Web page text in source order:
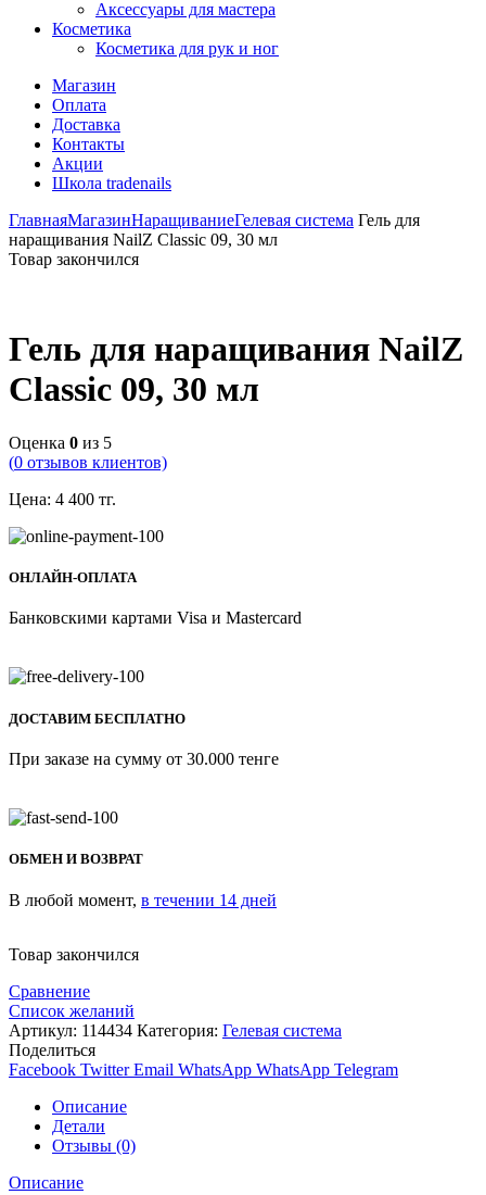
Аксессуары для мастера
Косметика
Косметика для рук и ног
Магазин
Оплата
Доставка
Контакты
Акции
Школа tradenails
ГлавнаяМагазинНаращиваниеГелевая система Гель для
наращивания NailZ Classic 09, 30 мл
Товар закончился
Гель для наращивания NailZ
Classic 09, 30 мл
Оценка 0 из 5
(0 отзывов клиентов)
Цена: 4 400 тг.
ОНЛАЙН-ОПЛАТА
Банковскими картами Visa и Mastercard
ДОСТАВИМ БЕСПЛАТНО
При заказе на сумму от 30.000 тенге
ОБМЕН И ВОЗВРАТ
В любой момент, в течении 14 дней
Товар закончился
Сравнение
Список желаний
Артикул: 114434 Категория: Гелевая система
Поделиться
Facebook Twitter Email WhatsApp WhatsApp Telegram
Описание
Детали
Отзывы (0)
Описание